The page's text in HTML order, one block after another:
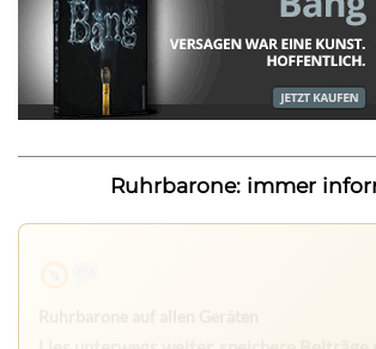
Ruhrbarone: immer